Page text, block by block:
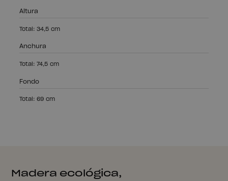
Altura
Total: 34,5 cm
Anchura
Total: 74,5 cm
Fondo
Total: 69 cm
Madera ecológica,